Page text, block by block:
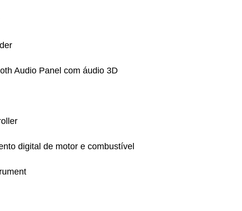
Audio Panel com áudio 3D
digital de motor e combustível